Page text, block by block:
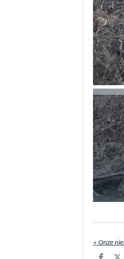
« Onze